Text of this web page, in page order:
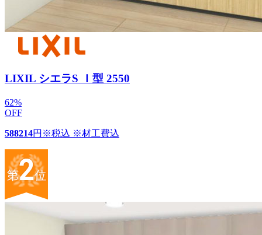
LIXIL シエラS Ｉ型 2550
62%
OFF
588214円 ※税込 ※材工費込